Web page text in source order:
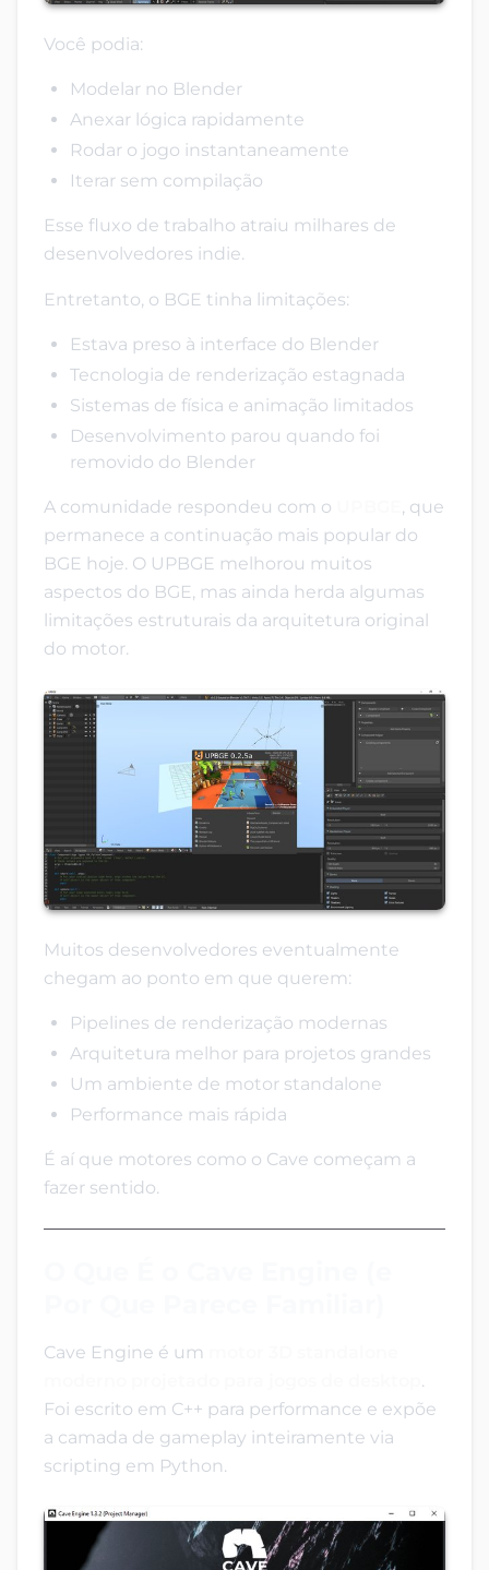
Você podia:
Modelar no Blender
Anexar lógica rapidamente
Rodar o jogo instantaneamente
Iterar sem compilação
Esse fluxo de trabalho atraiu milhares de
desenvolvedores indie.
Entretanto, o BGE tinha limitações:
Estava preso à interface do Blender
Tecnologia de renderização estagnada
Sistemas de física e animação limitados
Desenvolvimento parou quando foi
removido do Blender
A comunidade respondeu com o
, que
permanece a continuação mais popular do
BGE hoje. O UPBGE melhorou muitos
aspectos do BGE, mas ainda herda algumas
limitações estruturais da arquitetura original
do motor.
Muitos desenvolvedores eventualmente
chegam ao ponto em que querem:
Pipelines de renderização modernas
Arquitetura melhor para projetos grandes
Um ambiente de motor standalone
Performance mais rápida
É aí que motores como o Cave começam a
fazer sentido.
Cave Engine é um
.
Foi escrito em C++ para performance e expõe
a camada de gameplay inteiramente via
scripting em Python.